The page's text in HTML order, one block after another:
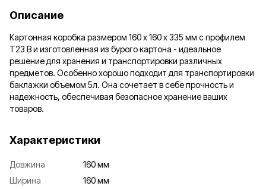
Описание
Картонная коробка размером 160 х 160 х 335 мм с профилем
Т23 В и изготовленная из бурого картона - идеальное
решение для хранения и транспортировки различных
предметов. Особенно хорошо подходит для транспортировки
баклажки объемом 5л. Она сочетает в себе прочность и
надежность, обеспечивая безопасное хранение ваших
товаров.
Характеристики
Довжина
160 мм
Ширина
160 мм